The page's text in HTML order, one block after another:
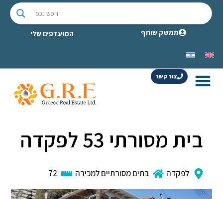
ממשק שותף המועדפים שלי
צור קשר
בית מסורתי 53 לפקדה
לפקדה בתים מסורתיים למכירה 72